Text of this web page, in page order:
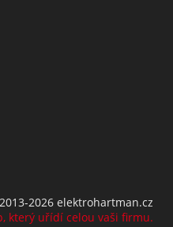
2026 elektrohartman.cz
který uřídí celou vaši firmu.